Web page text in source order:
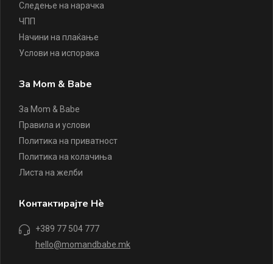
Следење на нарачка
ЧПП
Начини на плаќање
Услови на испорака
За Mom & Babe
За Mom & Babe
Правила и услови
Политика на приватност
Политика на колачиња
Листа на желби
Контактирајте Нè
+389 77 504 777
hello@momandbabe.mk